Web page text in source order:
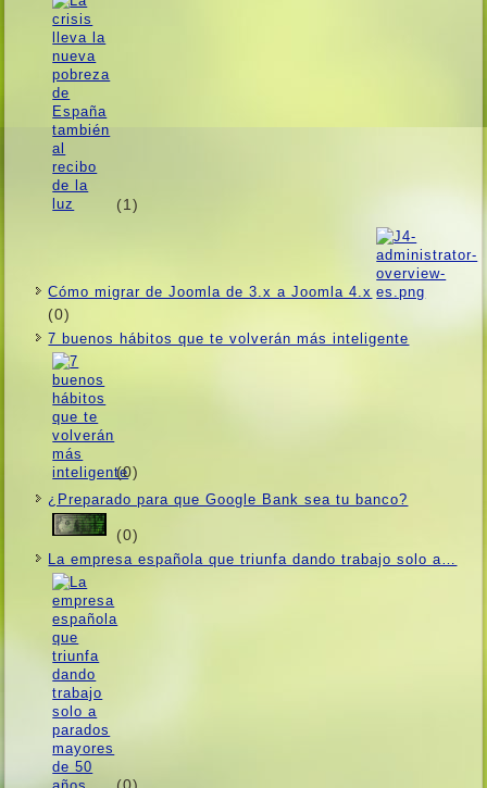
(1)
Cómo migrar de Joomla de 3.x a Joomla 4.x
(0)
7 buenos hábitos que te volverán más inteligente
(0)
¿Preparado para que Google Bank sea tu banco?
(0)
La empresa española que triunfa dando trabajo solo a…